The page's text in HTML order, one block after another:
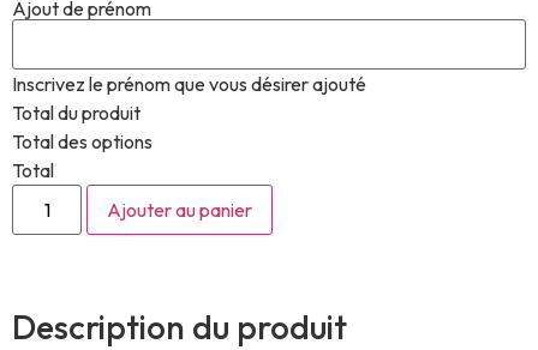
Ajout de prénom
Inscrivez le prénom que vous désirer ajouté
Total du produit
Total des options
Total
Ajouter au panier
Description du produit